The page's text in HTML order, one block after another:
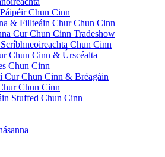
Chun Cinn
& Fillteáin Chur Chun Cinn
Cur Chun Cinn Tradeshow
Chun Cinn
Chun Cinn & Úrscéalta
Chun Cinn
Cur Chun Cinn & Bréagáin
Chun Cinn
Stuffed Chun Cinn